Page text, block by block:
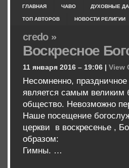
ГЛАВНАЯ ЧАВО ДУХОВНЫЕ
ТОП АВТОРОВ НОВОСТИ РЕЛИГИИ
credo »
Воскресное
11 января 2016 – 19:06 | View
Несомненно,
является самым великим
общество. Невозможно
Наше посещение
церкви в воскресенье ,
образом:
Гимны. …